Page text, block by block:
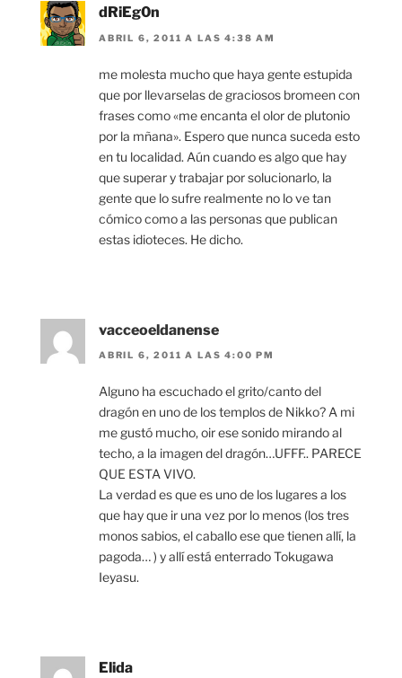
dRiEg0n
ABRIL 6, 2011 A LAS 4:38 AM
me molesta mucho que haya gente estupida
que por llevarselas de graciosos bromeen con
frases como «me encanta el olor de plutonio
por la mñana». Espero que nunca suceda esto
en tu localidad. Aún cuando es algo que hay
que superar y trabajar por solucionarlo, la
gente que lo sufre realmente no lo ve tan
cómico como a las personas que publican
estas idioteces. He dicho.
vacceoeldanense
ABRIL 6, 2011 A LAS 4:00 PM
Alguno ha escuchado el grito/canto del
dragón en uno de los templos de Nikko? A mi
me gustó mucho, oir ese sonido mirando al
techo, a la imagen del dragón…UFFF.. PARECE
QUE ESTA VIVO.
La verdad es que es uno de los lugares a los
que hay que ir una vez por lo menos (los tres
monos sabios, el caballo ese que tienen allí, la
pagoda… ) y allí está enterrado Tokugawa
Ieyasu.
Elida